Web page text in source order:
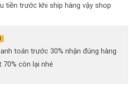
tiền trước khi ship hàng vậy shop
toán trước 30% nhận đúng hàng
còn lại nhé